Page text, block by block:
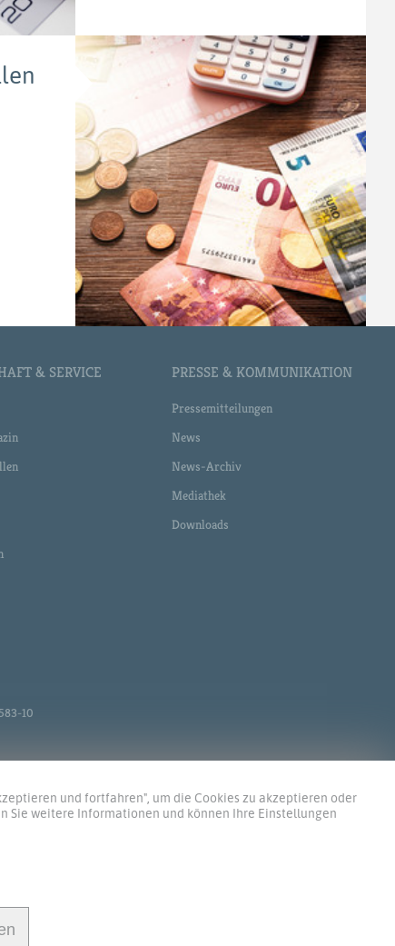
& SERVICE PRESSE & KOMMUNIKATION
Pressemitteilungen
News
News-Archiv
Mediathek
Downloads
10
und fortfahren", um die Cookies zu akzeptieren oder
Sie weitere Informationen und können Ihre Einstellungen